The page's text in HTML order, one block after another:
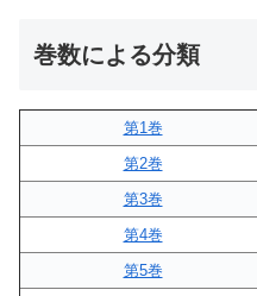
巻数による分類
第1巻
第2巻
第3巻
第4巻
第5巻